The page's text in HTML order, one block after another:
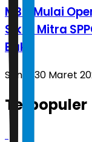
MBG Mulai
Sikat Mitra
Baku
Senin, 30 Maret
Terpopuler